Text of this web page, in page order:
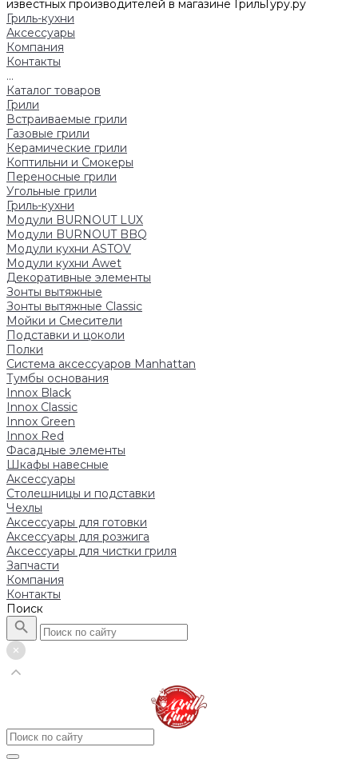
известных производителей в магазине ГрильГуру.ру
Гриль-кухни
Аксессуары
Компания
Контакты
...
Каталог товаров
Грили
Встраиваемые грили
Газовые грили
Керамические грили
Коптильни и Смокеры
Переносные грили
Угольные грили
Гриль-кухни
Модули BURNOUT LUX
Модули BURNOUT BBQ
Модули кухни ASTOV
Модули кухни Аwet
Декоративные элементы
Зонты вытяжные
Зонты вытяжные Classic
Мойки и Смесители
Подставки и цоколи
Полки
Система аксессуаров Manhattan
Тумбы основания
Innox Black
Innox Classic
Innox Green
Innox Red
Фасадные элементы
Шкафы навесные
Аксессуары
Столешницы и подставки
Чехлы
Аксессуары для готовки
Аксессуары для розжига
Аксессуары для чистки гриля
Запчасти
Компания
Контакты
Поиск